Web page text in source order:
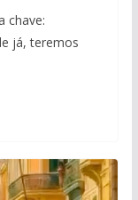
chave:
já, teremos